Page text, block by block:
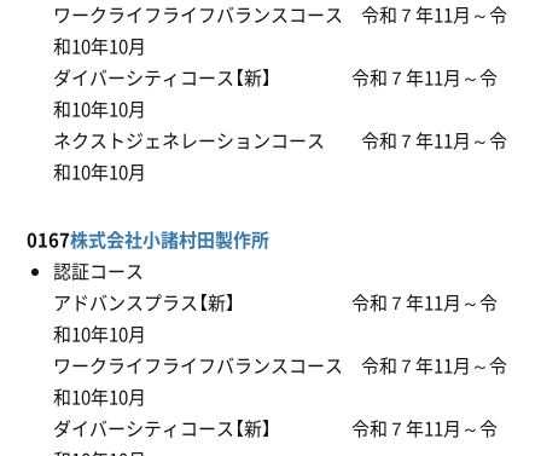
ワークライフライフバランスコース 令和７年11月～令
和10年10月
ダイバーシティコース【新】 令和７年11月～令
和10年10月
ネクストジェネレーションコース 令和７年11月～令
和10年10月
0167株式会社小諸村田製作所
認証コース
アドバンスプラス【新】 令和７年11月～令
和10年10月
ワークライフライフバランスコース 令和７年11月～令
和10年10月
ダイバーシティコース【新】 令和７年11月～令